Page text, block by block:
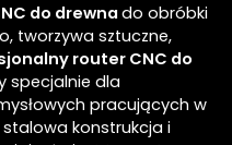
do drewnado obróbki
tworzywa sztuczne,
router CNC do
specjalnie dla
pracujących w
konstrukcja i